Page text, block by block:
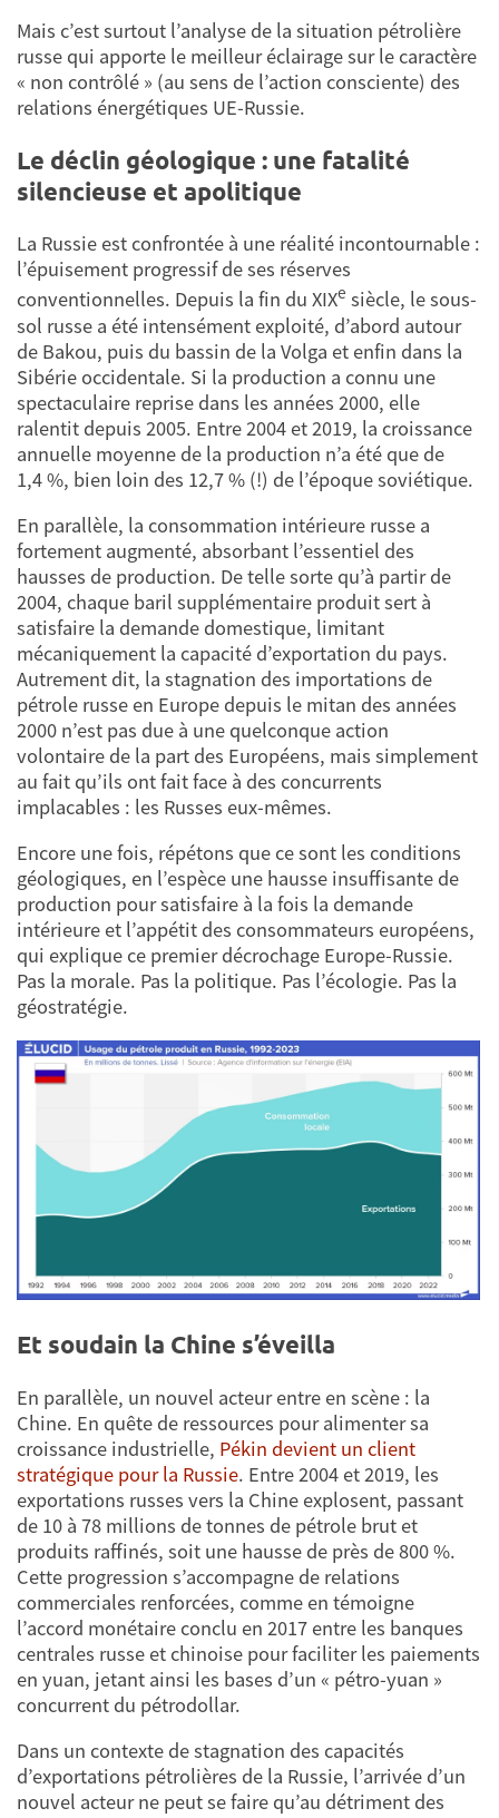
Mais c’est surtout l’analyse de la situation pétrolière
russe qui apporte le meilleur éclairage sur le caractère
« non contrôlé » (au sens de l’action consciente) des
relations énergétiques UE-Russie.
Le déclin géologique : une fatalité
silencieuse et apolitique
La Russie est confrontée à une réalité incontournable :
l’épuisement progressif de ses réserves
conventionnelles. Depuis la fin du XIXe siècle, le sous-
sol russe a été intensément exploité, d’abord autour
de Bakou, puis du bassin de la Volga et enfin dans la
Sibérie occidentale. Si la production a connu une
spectaculaire reprise dans les années 2000, elle
ralentit depuis 2005. Entre 2004 et 2019, la croissance
annuelle moyenne de la production n’a été que de
1,4 %, bien loin des 12,7 % (!) de l’époque soviétique.
En parallèle, la consommation intérieure russe a
fortement augmenté, absorbant l’essentiel des
hausses de production. De telle sorte qu’à partir de
2004, chaque baril supplémentaire produit sert à
satisfaire la demande domestique, limitant
mécaniquement la capacité d’exportation du pays.
Autrement dit, la stagnation des importations de
pétrole russe en Europe depuis le mitan des années
2000 n’est pas due à une quelconque action
volontaire de la part des Européens, mais simplement
au fait qu’ils ont fait face à des concurrents
implacables : les Russes eux-mêmes.
Encore une fois, répétons que ce sont les conditions
géologiques, en l’espèce une hausse insuffisante de
production pour satisfaire à la fois la demande
intérieure et l’appétit des consommateurs européens,
qui explique ce premier décrochage Europe-Russie.
Pas la morale. Pas la politique. Pas l’écologie. Pas la
géostratégie.
Et soudain la Chine s’éveilla
En parallèle, un nouvel acteur entre en scène : la
Chine. En quête de ressources pour alimenter sa
croissance industrielle, Pékin devient un client
stratégique pour la Russie. Entre 2004 et 2019, les
exportations russes vers la Chine explosent, passant
de 10 à 78 millions de tonnes de pétrole brut et
produits raffinés, soit une hausse de près de 800 %.
Cette progression s’accompagne de relations
commerciales renforcées, comme en témoigne
l’accord monétaire conclu en 2017 entre les banques
centrales russe et chinoise pour faciliter les paiements
en yuan, jetant ainsi les bases d’un « pétro-yuan »
concurrent du pétrodollar.
Dans un contexte de stagnation des capacités
d’exportations pétrolières de la Russie, l’arrivée d’un
nouvel acteur ne peut se faire qu’au détriment des